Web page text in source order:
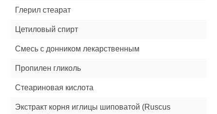
Глерил стеарат
Цетиловый спирт
Смесь с донником лекарственным
Пропилен гликоль
Стеариновая кислота
Экстракт корня иглицы шиповатой (Ruscus